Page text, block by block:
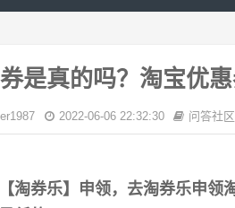
是真的吗？淘宝优惠
2022-06-06 22:32:30 问答社区
【淘券乐】申领，去淘券乐申领